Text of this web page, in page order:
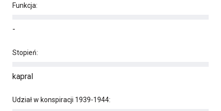
Funkcja:
-
Stopień:
kapral
Udział w konspiracji 1939-1944: